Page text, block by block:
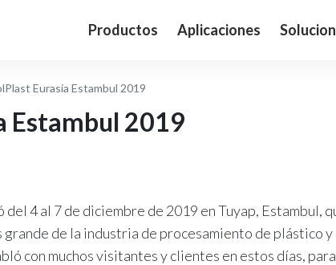
Productos Aplicaciones
Eurasia Estambul 2019
Estambul 2019
del 4 al 7 de diciembre de 2019 en Tuyap,
de la industria de procesamiento de plástico y
con muchos visitantes y clientes en estos días,